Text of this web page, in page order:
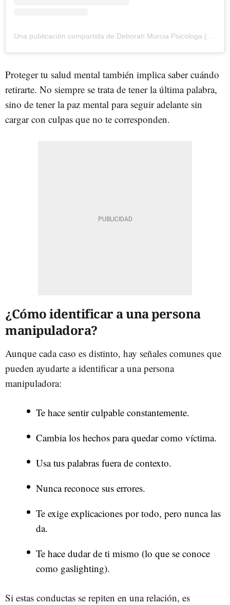
Proteger tu salud mental también implica saber cuándo
retirarte. No siempre se trata de tener la última palabra,
sino de tener la paz mental para seguir adelante sin
cargar con culpas que no te corresponden.
¿Cómo identificar a una persona
manipuladora?
Aunque cada caso es distinto, hay señales comunes que
pueden ayudarte a identificar a una persona
manipuladora:
Te hace sentir culpable constantemente.
Cambia los hechos para quedar como víctima.
Usa tus palabras fuera de contexto.
Nunca reconoce sus errores.
Te exige explicaciones por todo, pero nunca las
da.
Te hace dudar de ti mismo (lo que se conoce
como gaslighting).
Si estas conductas se repiten en una relación, es